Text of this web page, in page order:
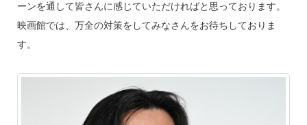
ーンを通して皆さんに感じていただければと思っております。
映画館では、万全の対策をしてみなさんをお待ちしておりま
す。